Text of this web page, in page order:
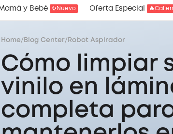
y Bebé ✨Nuevo Oferta Especial
Home/ Blog Center/ Robot Aspirador
Cómo limpiar
vinilo en
completa